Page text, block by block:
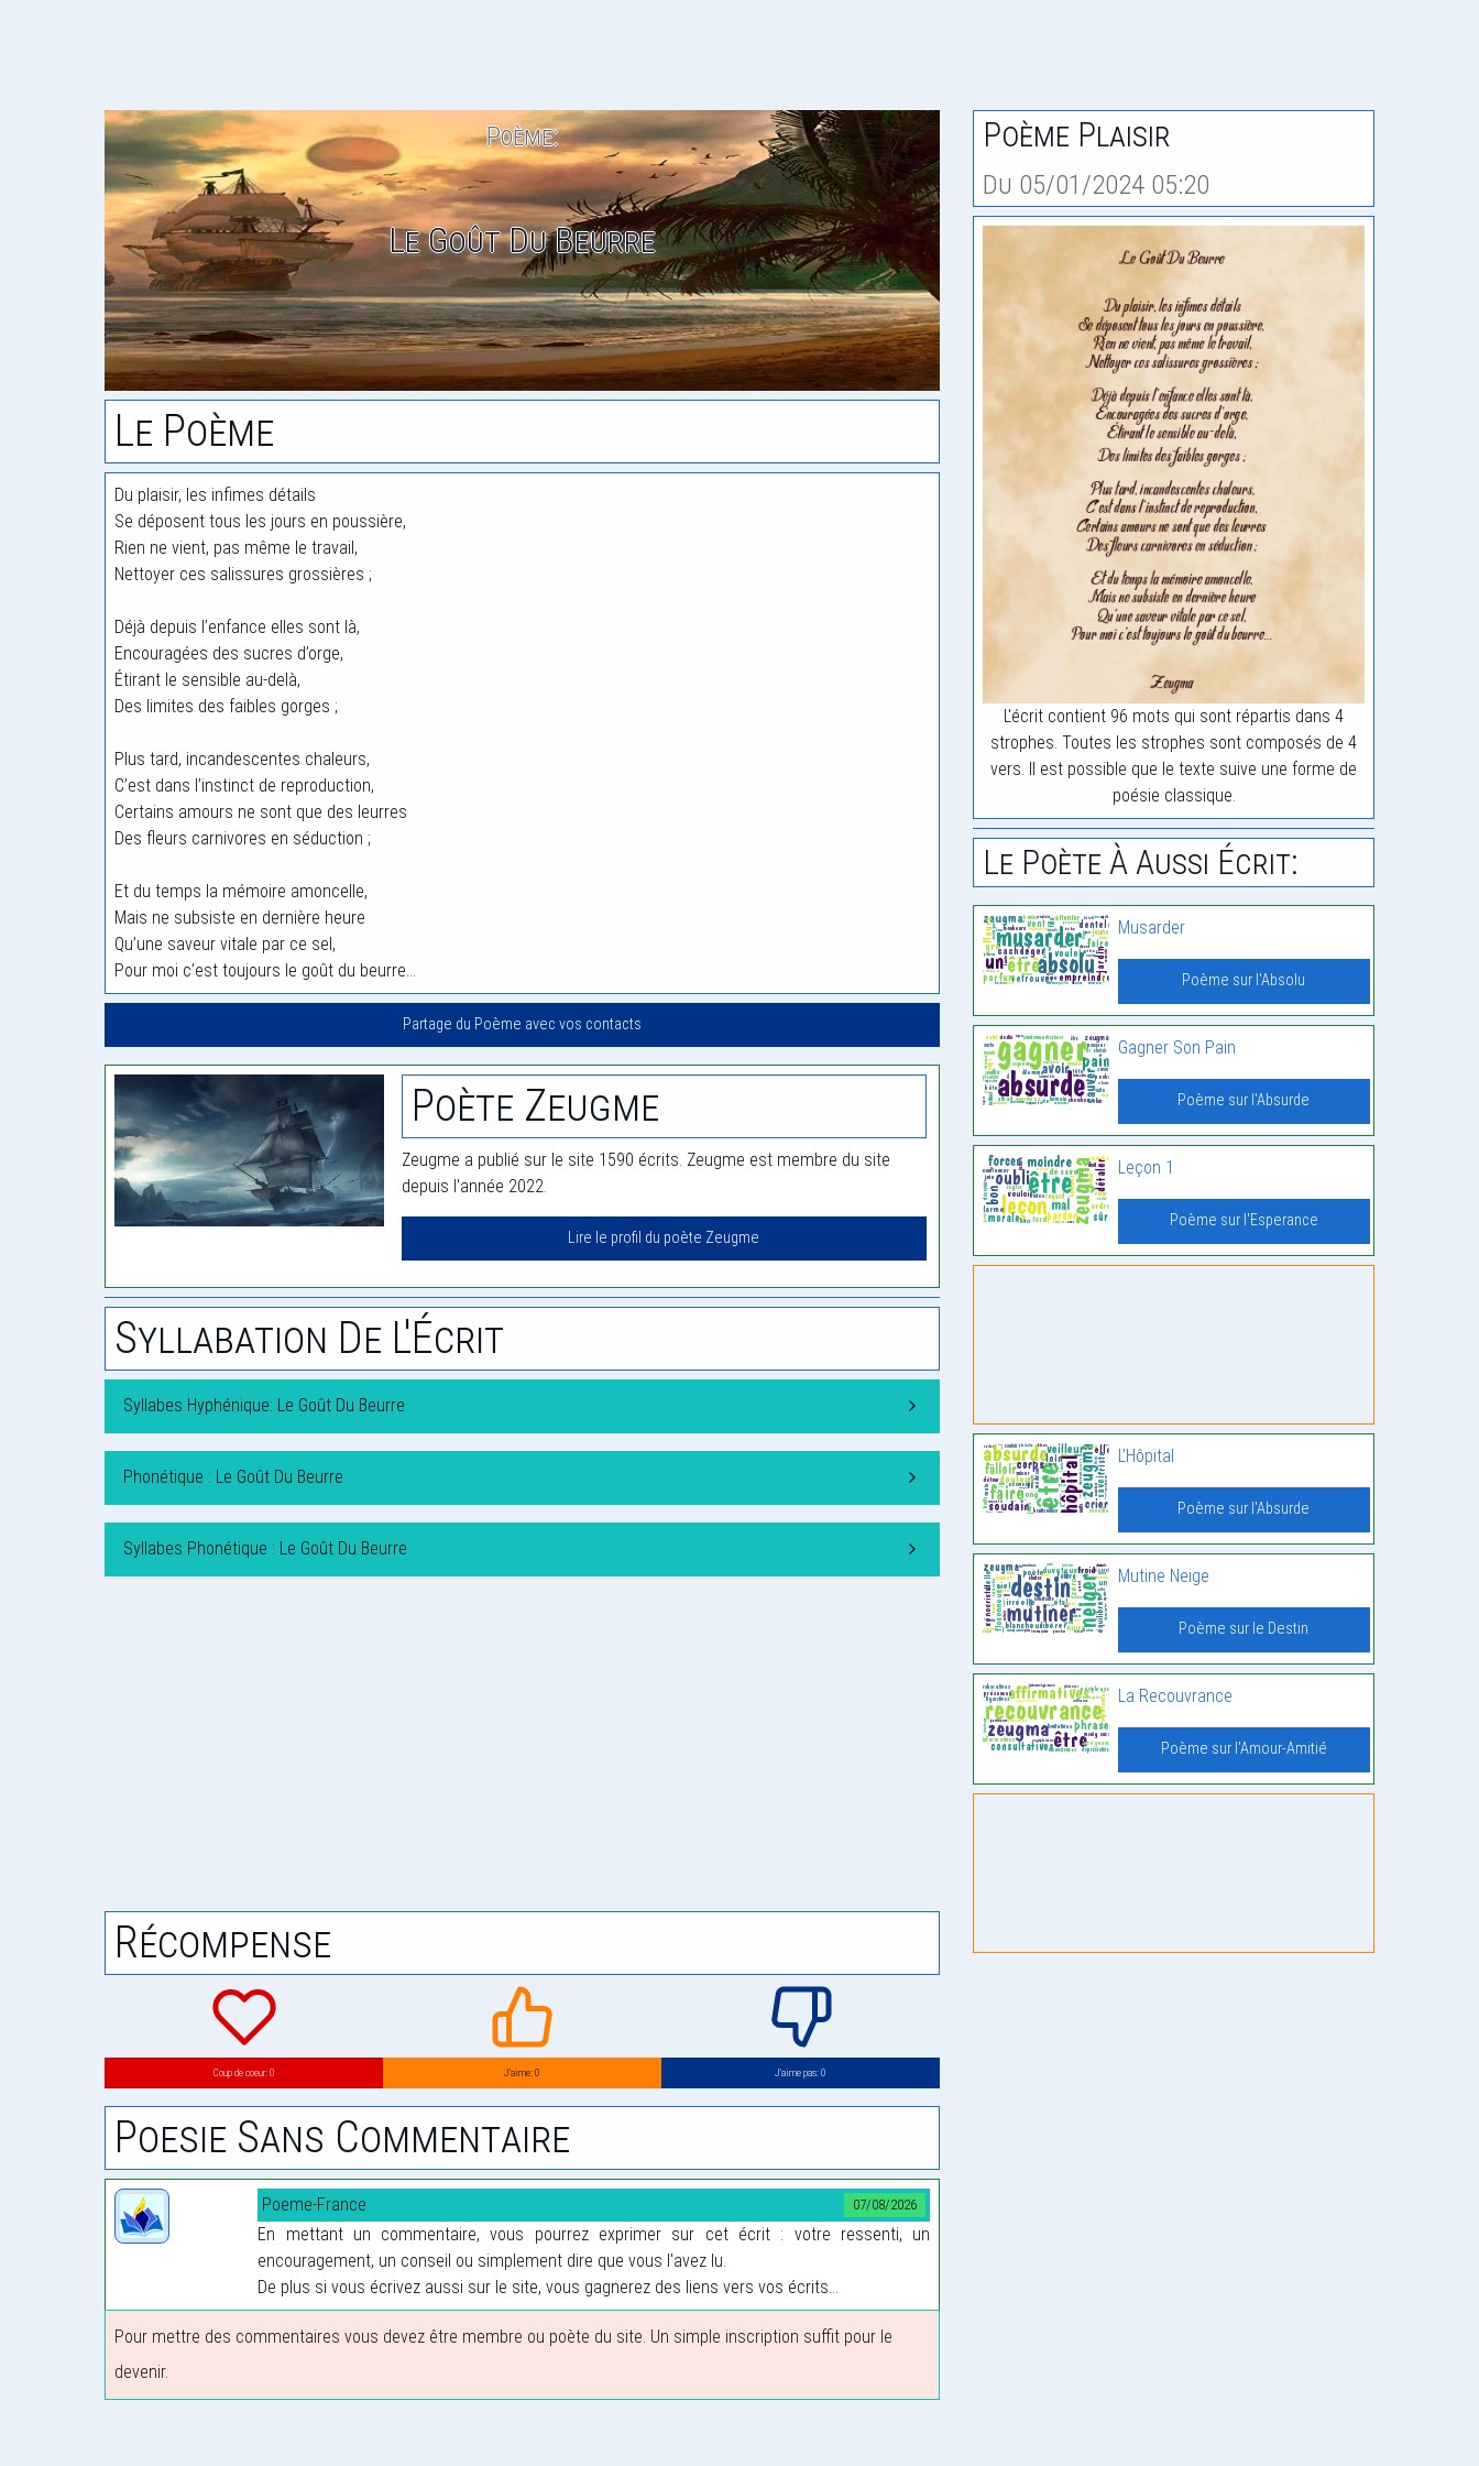
Poème:
Le Goût Du Beurre
Le Poème
Du plaisir, les infimes détails
Se déposent tous les jours en poussière,
Rien ne vient, pas même le travail,
Nettoyer ces salissures grossières ;
Déjà depuis l’enfance elles sont là,
Encouragées des sucres d’orge,
Étirant le sensible au-delà,
Des limites des faibles gorges ;
Plus tard, incandescentes chaleurs,
C’est dans l’instinct de reproduction,
Certains amours ne sont que des leurres
Des fleurs carnivores en séduction ;
Et du temps la mémoire amoncelle,
Mais ne subsiste en dernière heure
Qu’une saveur vitale par ce sel,
Pour moi c’est toujours le goût du beurre…
Partage du Poème avec vos contacts
Poète Zeugme
Zeugme a publié sur le site 1590 écrits. Zeugme est membre du site
depuis l'année 2022.
Lire le profil du poète Zeugme
Syllabation De L'Écrit
Syllabes Hyphénique: Le Goût Du Beurre
Phonétique : Le Goût Du Beurre
Syllabes Phonétique : Le Goût Du Beurre
Récompense
Coup de coeur: 0 J’aime: 0 J’aime pas: 0
Poesie Sans Commentaire
07/08/2026
Poeme-France
En mettant un commentaire, vous pourrez exprimer sur cet écrit : votre ressenti, un
encouragement, un conseil ou simplement dire que vous l'avez lu.
De plus si vous écrivez aussi sur le site, vous gagnerez des liens vers vos écrits...
Pour mettre des commentaires vous devez être membre ou poète du site. Un simple inscription suffit pour le
devenir.
Poème Plaisir
Du 05/01/2024 05:20
L'écrit contient 96 mots qui sont répartis dans 4
strophes. Toutes les strophes sont composés de 4
vers. Il est possible que le texte suive une forme de
poésie classique.
Le Poète À Aussi Écrit:
Musarder
Poème sur l'Absolu
Gagner Son Pain
Poème sur l'Absurde
Leçon 1
Poème sur l'Esperance
L’Hôpital
Poème sur l'Absurde
Mutine Neige
Poème sur le Destin
La Recouvrance
Poème sur l'Amour-Amitié